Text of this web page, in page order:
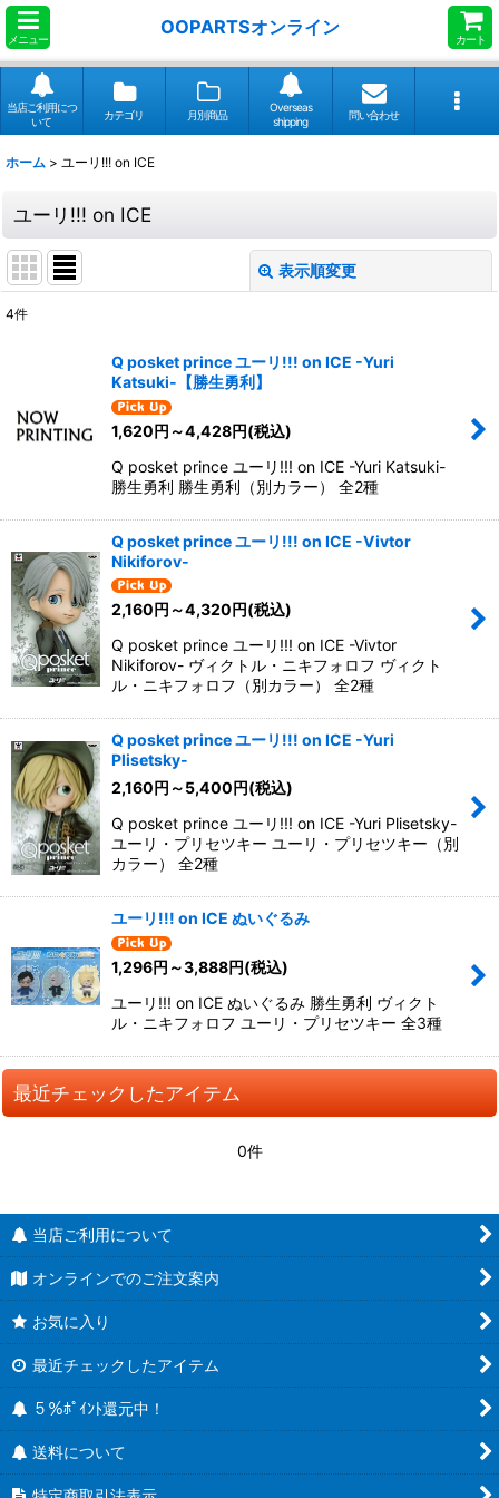
メニュー
OOPARTSオンライン
カート
当店ご利用につ
いて
カテゴリ 月別商品
Overseas
shipping
問い合わせ
ホーム > ユーリ!!! on ICE
ユーリ!!! on ICE
表示順変更
4件
Q posket prince ユーリ!!! on ICE -Yuri
Katsuki-【勝生勇利】
1,620円 ～4,428円(税込)
Q posket prince ユーリ!!! on ICE -Yuri Katsuki-
勝生勇利 勝生勇利（別カラー） 全2種
Q posket prince ユーリ!!! on ICE -Vivtor
Nikiforov-
2,160円 ～4,320円(税込)
Q posket prince ユーリ!!! on ICE -Vivtor
Nikiforov- ヴィクトル・ニキフォロフ ヴィクト
ル・ニキフォロフ（別カラー） 全2種
Q posket prince ユーリ!!! on ICE -Yuri
Plisetsky-
2,160円 ～5,400円(税込)
Q posket prince ユーリ!!! on ICE -Yuri Plisetsky-
ユーリ・プリセツキー ユーリ・プリセツキー（別
カラー） 全2種
ユーリ!!! on ICE ぬいぐるみ
1,296円 ～3,888円(税込)
ユーリ!!! on ICE ぬいぐるみ 勝生勇利 ヴィクト
ル・ニキフォロフ ユーリ・プリセツキー 全3種
最近チェックしたアイテム
0件
当店ご利用について
オンラインでのご注文案内
お気に入り
最近チェックしたアイテム
５％ﾎﾟｲﾝﾄ還元中！
送料について